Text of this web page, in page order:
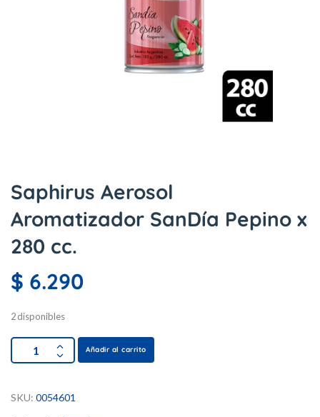
Saphirus Aerosol
Aromatizador SanDía Pepino x
280 cc.
$ 6.290
2 disponibles
Añadir al carrito
SKU: 0054601